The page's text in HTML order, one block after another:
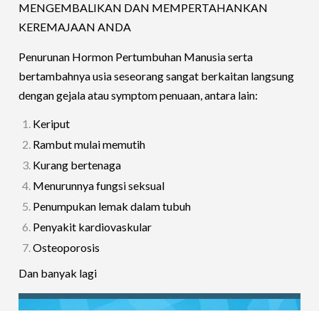
MENGEMBALIKAN DAN MEMPERTAHANKAN
KEREMAJAAN ANDA
Penurunan Hormon Pertumbuhan Manusia serta
bertambahnya usia seseorang sangat berkaitan langsung
dengan gejala atau symptom penuaan, antara lain:
Keriput
Rambut mulai memutih
Kurang bertenaga
Menurunnya fungsi seksual
Penumpukan lemak dalam tubuh
Penyakit kardiovaskular
Osteoporosis
Dan banyak lagi